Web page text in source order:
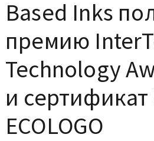
Based Inks
премию
Technology
и сертификат
ECOLOGO